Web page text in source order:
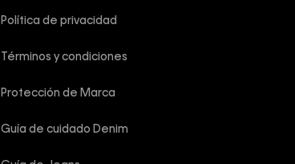
Política de privacidad
Términos y condiciones
Protección de Marca
Guía de cuidado Denim